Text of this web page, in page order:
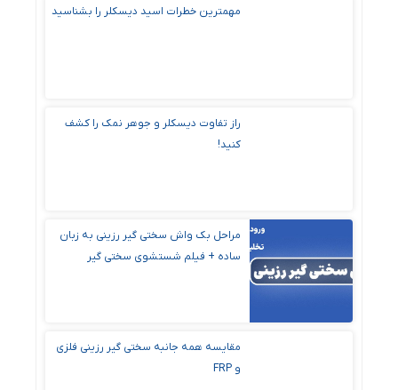
مهمترین خطرات اسید دیسکلر را بشناسید
راز تفاوت دیسکلر و جوهر نمک را کشف
کنید!
مراحل بک واش سختی گیر رزینی به زبان
ساده + فیلم شستشوی سختی گیر
مقایسه همه جانبه سختی گیر رزینی فلزی
و FRP